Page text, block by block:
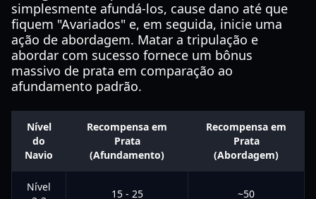
simplesmente afundá-los, cause dano até que
fiquem "Avariados" e, em seguida, inicie uma
ação de abordagem. Matar a tripulação e
abordar com sucesso fornece um bônus
massivo de prata em comparação ao
afundamento padrão.
Nível
do
Navio
Recompensa em
Prata
(Afundamento)
Recompensa em
Prata
(Abordagem)
Nível
15 - 25 ~50